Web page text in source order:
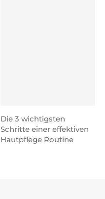
Die 3 wichtigsten
Schritte einer effektiven
Hautpflege Routine